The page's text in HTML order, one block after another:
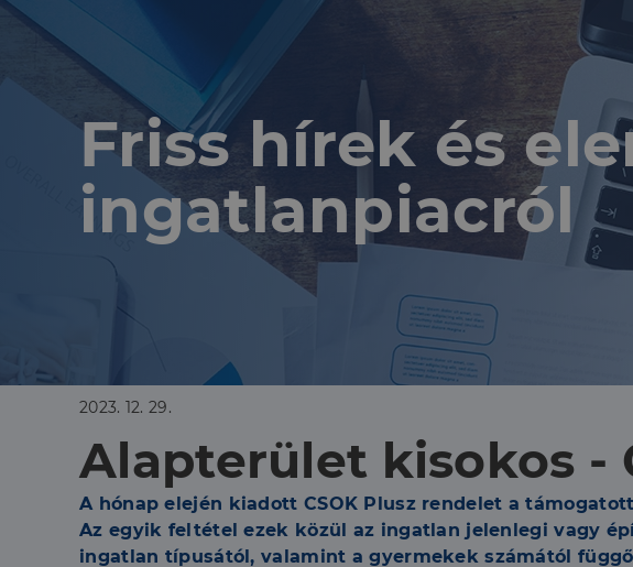
Friss hírek és
ingatlanpiacról
2023. 12. 29.
Alapterület kisokos -
A hónap elején kiadott CSOK Plusz rendelet a
Az egyik feltétel ezek közül az ingatlan jelenlegi vagy
ingatlan típusától, valamint a gyermekek számától